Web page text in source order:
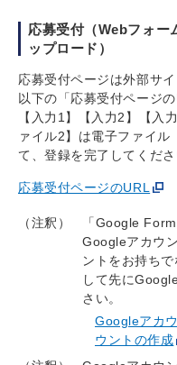
応募受付（Webフォー
ップロード）
応募受付ページは外部サ
以下の「応募受付ページ
【入力1】【入力2】【入
ァイル2】は電子ファイル
て、登録を完了してくださ
応募受付ページのURL
（注釈）
「Google
Googleアカウ
ントをお持ち
して先に
さい。
Googleアカ
ウントの作成